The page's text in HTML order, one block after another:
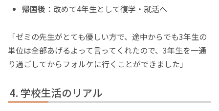
帰国後 ：改めて4年生として復学・就活へ
「ゼミの先生がとても優しい方で、途中からでも3年生の
単位は全部あげるよって言ってくれたので、3年生を一通
り過ごしてからフォルケに行くことができました」
学校生活のリアル